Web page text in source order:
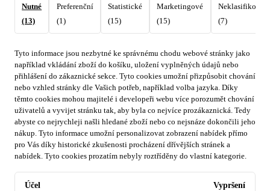
Nutné
(13)
Preferenční
(1)
Statistické
(15)
Marketingové
(15)
(7)
Tyto informace jsou nezbytné ke správnému chodu webové stránky jako
například vkládání zboží do košíku, uložení vyplněných údajů nebo
přihlášení do zákaznické sekce. Tyto cookies umožní přizpůsobit chování
nebo vzhled stránky dle Vašich potřeb, například volba jazyka. Díky
těmto cookies mohou majitelé i developeři webu více porozumět chování
uživatelů a vyvijet stránku tak, aby byla co nejvíce prozákaznická. Tedy
abyste co nejrychleji našli hledané zboží nebo co nejsnáze dokončili jeho
nákup. Tyto informace umožní personalizovat zobrazení nabídek přímo
pro Vás díky historické zkušenosti procházení dřívějších stránek a
nabídek. Tyto cookies prozatím nebyly roztříděny do vlastní kategorie.
Účel Vypršení